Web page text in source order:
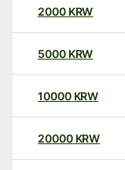
2000 KRW
5000 KRW
10000 KRW
20000 KRW